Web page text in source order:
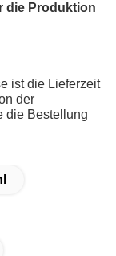
die Produktion
ist die Lieferzeit
der
die Bestellung